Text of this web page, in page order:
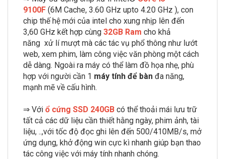
9100F (6M Cache, 3.60 GHz upto 4.20 GHz ), con
chip thế hệ mới của intel cho xung nhịp lên đến
3,60 GHz kết hợp cùng 32GB Ram cho khả
năng xử lí mượt mà các tác vụ phổ thông như lướt
web, xem phim, làm công việc văn phòng một cách
dễ dàng. Ngoài ra máy có thể làm đồ họa nhẹ, phù
hợp với người cần 1 máy tính để bàn đa năng,
mạnh mẽ về cấu hình.
⇒ Với ổ cứng SSD 240GB có thể thoải mái lưu trữ
tất cả các dữ liệu cần thiết hằng ngày, phim ảnh, tài
liệu, ..,với tốc độ đọc ghi lên đến 500/410MB/s, mở
ứng dụng, khở động win cực kì nhanh giúp bạn thao
tác công việc với máy tính nhanh chóng.